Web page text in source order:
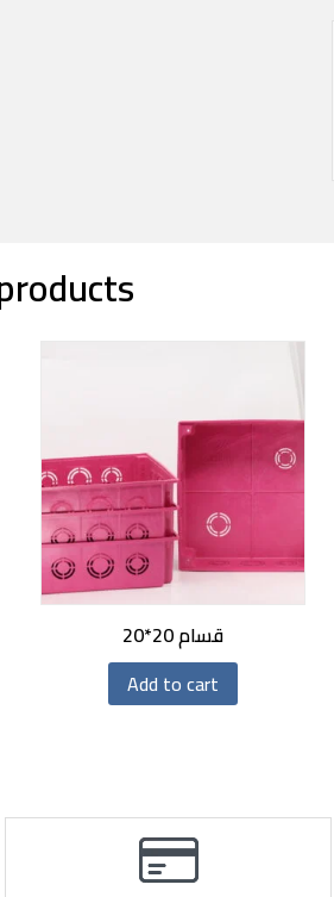
قسام 20*20
Add to cart